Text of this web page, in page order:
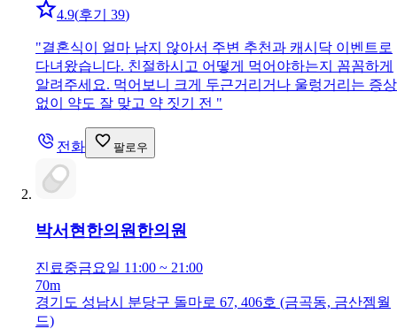
4.9(후기 39)
"결혼식이 얼마 남지 않아서 주변 추천과 캐시닥 이벤트로
다녀왔습니다. 친절하시고 어떻게 먹어야하는지 꼼꼼하게
알려주세요. 먹어보니 크게 두근거리거나 울렁거리는 증상
없이 약도 잘 맞고 약 짓기 전 "
전화 팔로우
박서현한의원 한의원
진료중금요일 11:00 ~ 21:00
70m
경기도 성남시 분당구 돌마로 67, 406호 (금곡동, 금산젬월
드)